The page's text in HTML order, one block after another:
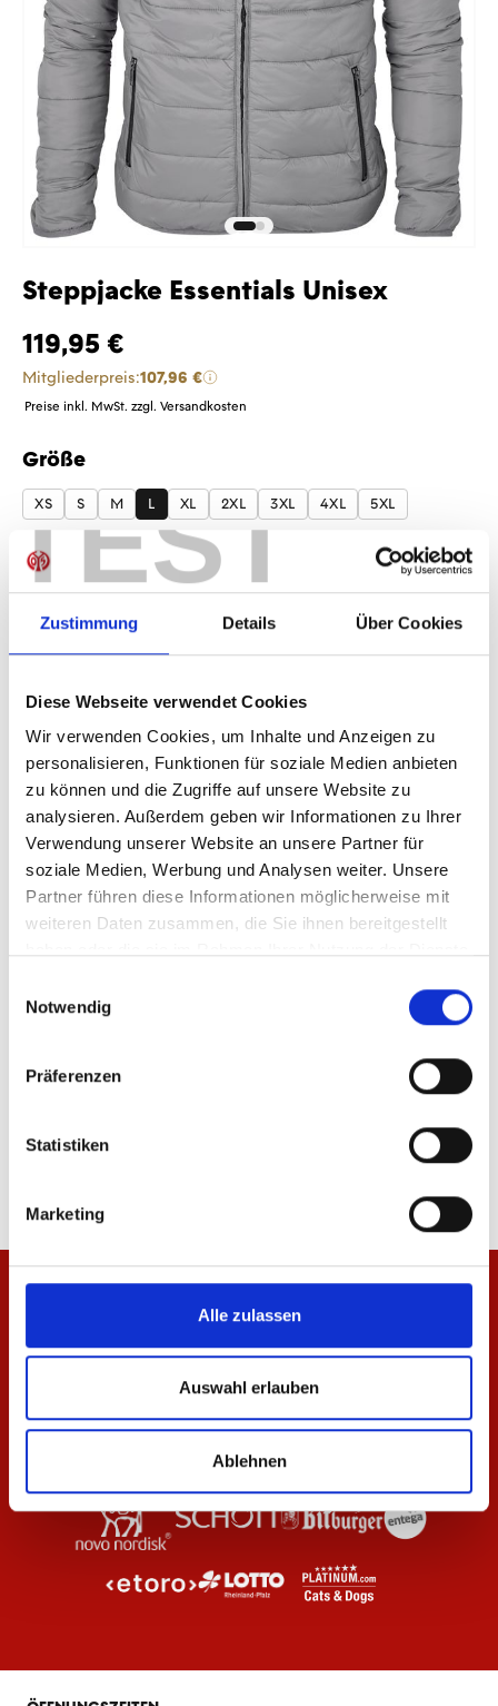
TEST
Zustimmung Details Über Cookies
Diese Webseite verwendet Cookies
Wir verwenden Cookies, um Inhalte und Anzeigen zu
personalisieren, Funktionen für soziale Medien anbieten
zu können und die Zugriffe auf unsere Website zu
analysieren. Außerdem geben wir Informationen zu Ihrer
Verwendung unserer Website an unsere Partner für
soziale Medien, Werbung und Analysen weiter. Unsere
Partner führen diese Informationen möglicherweise mit
weiteren Daten zusammen, die Sie ihnen bereitgestellt
Notwendig
Präferenzen
Statistiken
Marketing
Alle zulassen
Auswahl erlauben
Ablehnen
Steppjacke Essentials Unisex
119,95 €
Mitgliederpreis:107,96 €
Preise inkl. MwSt. zzgl. Versandkosten
Größe
auswählen
XS S M L XL 2XL 3XL 4XL 5XL
Produkt Anzahl: Gib den gewünschten
Anzahl
IN DEN WARENKORB
Produktdetails
ÄHNLICHE PRODUKTE
40,00 €59,95 €